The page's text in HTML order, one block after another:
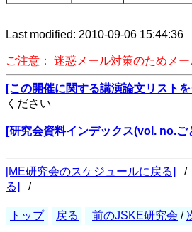
Last modified: 2010-09-06 15:44:36
ご注意： 迷惑メール対策のためメ
[この開催に関する講演論文リスト
ください
[研究会資料インデックス(vol. no.ご
[ME研究会のスケジュールに戻る] /
る]
/
トップ 戻る 前のJSKE研究会 /